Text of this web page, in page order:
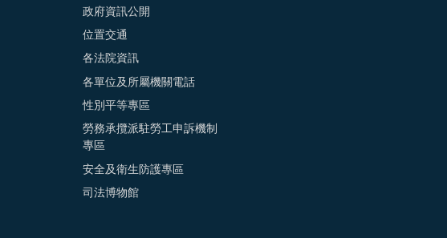
政府資訊公開
位置交通
各法院資訊
各單位及所屬機關電話
性別平等專區
勞務承攬派駐勞工申訴機制
專區
安全及衛生防護專區
司法博物館